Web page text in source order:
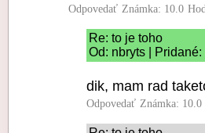
Odpovedať Známka: 10.0
Re: to je toho
Od: nbryts |
dik, mam rad
Odpovedať Známka: 10.0